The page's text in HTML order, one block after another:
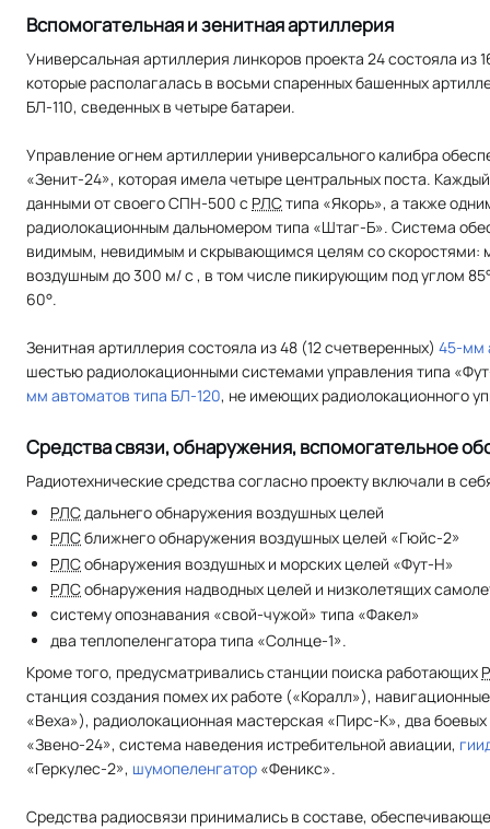
Вспомогательная и зенитная артиллерия
Универсальная артиллерия линкоров проекта 24 состояла из
которые располагалась в восьми спаренных башенных
БЛ-110, сведенных в четыре батареи.
Управление огнем артиллерии универсального калибра
«Зенит-24», которая имела четыре центральных поста.
данными от своего СПН-500 с РЛСтипа «Якорь», а также
радиолокационным дальномером типа «Штаг-Б». Система
видимым, невидимым и скрывающимся целям со скоростями:
воздушным до 300 м/ с , в том числе пикирующим под углом
60°.
Зенитная артиллерия состояла из 48 (12 счетверенных) 45-мм
шестью радиолокационными системами управления типа
мм автоматов типа БЛ-120, не имеющих радиолокационного
Средства связи, обнаружения, вспомогательное
Радиотехнические средства согласно проекту включали в
РЛС дальнего обнаружения воздушных целей
РЛСближнего обнаружения воздушных целей «Гюйс-2»
РЛСобнаружения воздушных и морских целей «Фут-Н»
РЛСобнаружения надводных целей и низколетящих
систему опознавания «свой-чужой» типа «Факел»
два теплопеленгатора типа «Солнце-1».
Кроме того, предусматривались станции поиска работающих
станция создания помех их работе («Коралл»),
«Веха»), радиолокационная мастерская «Пирс-К», два
«Звено-24», система наведения истребительной авиации,
«Геркулес-2», шумопеленгатор «Феникс».
Средства радиосвязи принимались в составе,